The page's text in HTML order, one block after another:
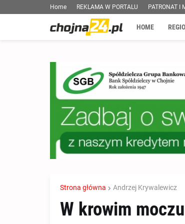
Home REKLAMA W PORTALU PATRONAT I
HOME
Strona główna Andrzej Krywalewicz
W krowim